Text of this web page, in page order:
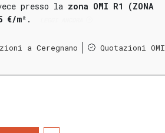
presso la zona OMI R1 (ZONA
€/m² .
a Ceregnano
Quotazioni OMI